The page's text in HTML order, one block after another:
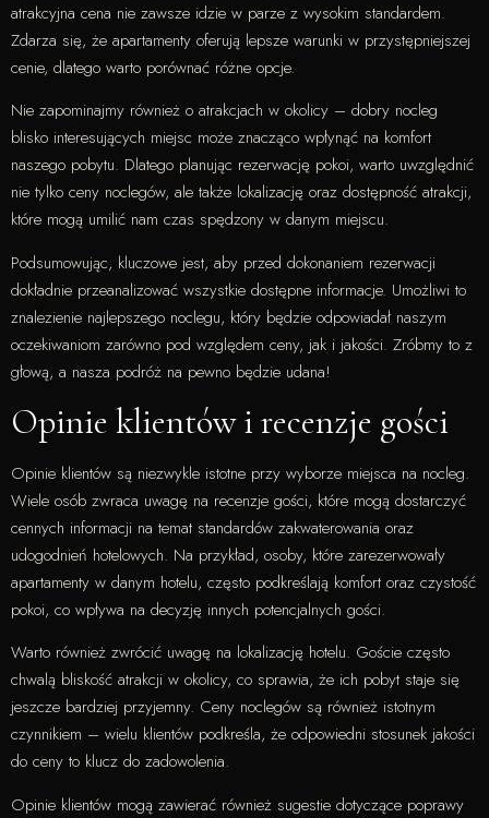
atrakcyjna cena nie zawsze idzie w parze z wysokim standardem.
Zdarza się, że apartamenty oferują lepsze warunki w przystępniejszej
cenie, dlatego warto porównać różne opcje.
Nie zapominajmy również o atrakcjach w okolicy – dobry nocleg
blisko interesujących miejsc może znacząco wpłynąć na komfort
naszego pobytu. Dlatego planując rezerwację pokoi, warto uwzględnić
nie tylko ceny noclegów, ale także lokalizację oraz dostępność atrakcji,
które mogą umilić nam czas spędzony w danym miejscu.
Podsumowując, kluczowe jest, aby przed dokonaniem rezerwacji
dokładnie przeanalizować wszystkie dostępne informacje. Umożliwi to
znalezienie najlepszego noclegu, który będzie odpowiadał naszym
oczekiwaniom zarówno pod względem ceny, jak i jakości. Zróbmy to z
głową, a nasza podróż na pewno będzie udana!
Opinie klientów i recenzje gości
Opinie klientów są niezwykle istotne przy wyborze miejsca na nocleg.
Wiele osób zwraca uwagę na recenzje gości, które mogą dostarczyć
cennych informacji na temat standardów zakwaterowania oraz
udogodnień hotelowych. Na przykład, osoby, które zarezerwowały
apartamenty w danym hotelu, często podkreślają komfort oraz czystość
pokoi, co wpływa na decyzję innych potencjalnych gości.
Warto również zwrócić uwagę na lokalizację hotelu. Goście często
chwalą bliskość atrakcji w okolicy, co sprawia, że ich pobyt staje się
jeszcze bardziej przyjemny. Ceny noclegów są również istotnym
czynnikiem – wielu klientów podkreśla, że odpowiedni stosunek jakości
do ceny to klucz do zadowolenia.
Opinie klientów mogą zawierać również sugestie dotyczące poprawy